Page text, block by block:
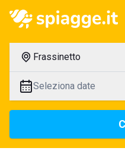
Frassinetto
Seleziona date